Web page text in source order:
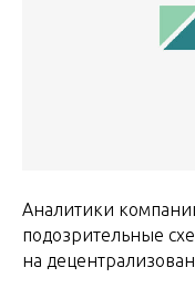
Аналитики
подозрительные
на